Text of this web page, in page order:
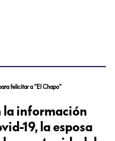
felicitar a “El Chapo”
la información
19, la esposa